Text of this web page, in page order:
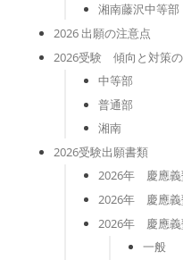
湘南藤沢中等部
2026 出願の注意点
2026受験 傾向と対策
中等部
普通部
湘南
2026受験出願書類
2026年 慶應
2026年 慶應
2026年 慶應義
一般